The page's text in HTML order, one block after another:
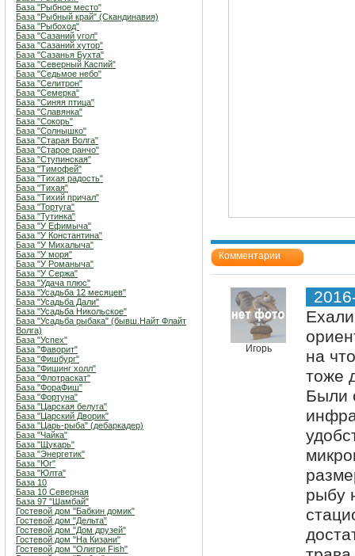
База "Рыбное место"
База "Рыбный край" (Скандинавия)
База "Рыбоход"
База "Сазаний угол"
База "Сазаний хутор"
База "Сазанья Бухта"
База "Северный Каспий"
База "Седьмое небо"
База "Селитрон"
База "Семерка"
База "Синяя птица"
База "Славянка"
База "Сокорь"
База "Солнышко"
База "Старая Волга"
База "Старое ранчо"
База "Ступинская"
База "Тимофей"
База "Тихая радость"
База "Тихая"
База "Тихий причал"
База "Тортуга"
База "Тутинка"
База "У Ефимыча"
База "У Константина"
База "У Михалыча"
База "У моря"
База "У Романыча"
База "У Сержа"
База "Удача плюс"
База "Усадьба 12 месяцев"
База "Усадьба Дали"
База "Усадьба Никольское"
База "Усадьба рыбака" (бывш.Найт Флайт
Волга)
База "Успех"
База "Фаворит"
База "Фишбург"
База "Фишинг холл"
База "Флотраскат"
База "ФораФиш"
База "Фортуна"
База "Царская белуга"
База "Царский Дворик"
База "Царь-рыба" (дебаркадер)
База "Чайка"
База "Щукарь"
База "Энергетик"
База "Юг"
База "Юлта"
База 10
База 10 Северная
База 97 "Шамбай"
Гостевой дом "Бабкин домик"
Гостевой дом "Дельта"
Гостевой дом "Дом друзей"
Гостевой дом "На Кизани"
Гостевой дом "Олигри Fish"
Комментарии
Игорь
на
тоже
Были
рыбу